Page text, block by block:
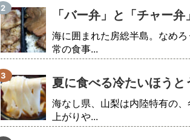
「バー弁」と「チャー
海に囲まれた房総半島。なめ
常の食事...
夏に食べる冷たいほう
海なし県、山梨は内陸特有の
上がりや...